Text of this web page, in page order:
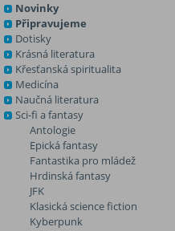
Novinky
Připravujeme
Dotisky
Krásná literatura
Křesťanská spiritualita
Medicína
Naučná literatura
Sci-fi a fantasy
Antologie
Epická fantasy
Fantastika pro mládež
Hrdinská fantasy
JFK
Klasická science fiction
Kyberpunk